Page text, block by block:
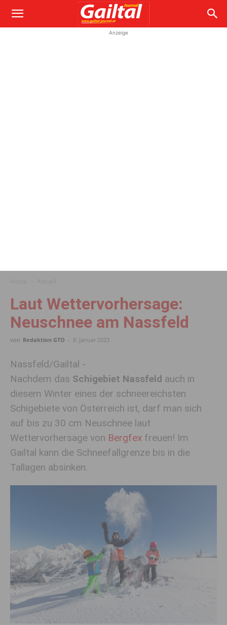
Anzeige
Laut Wettervorhersage:
Neuschnee am Nassfeld
von Redaktion GTO - 8. Januar 2023
Nassfeld/Gailtal -
Nachdem das Schigebiet Nassfeld auch in
diesem Winter eines der schneereichsten
Schigebiete von Österreich ist, darf man sich
auf bis zu 30 cm Neuschnee laut
Wettervorhersage von Bergfex freuen! Im
Gailtal kann die Schneefallgrenze bis in die
Tallagen absinken.